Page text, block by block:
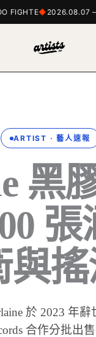
2026.08.07 —
ARTIST · 藝人速報
黑
與
於 2023 年
合作分批出